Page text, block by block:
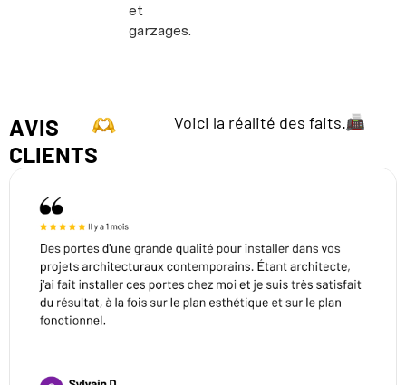
et
garzages.
AVIS
CLIENTS
Voici la réalité des faits.